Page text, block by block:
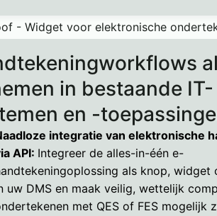
in bestaande IT-
en -
- Widget voor elektronische
integratie van elektronische
API: Integreer de alles-in-één e-
als knop, widget
uw DMS en maak veilig, wettelijk
met QES of FES mogelijk